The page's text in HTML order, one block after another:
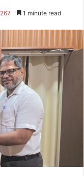
267 1 minute read